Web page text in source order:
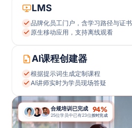
LMS
品牌化员工门户，含学习路径与证书
原生移动应用，支持离线观看
AI课程创建器
根据提示词生成定制课程
AI讲师实时为学员现场答疑
合规培训已完成
25位学员中已有23位
94%
按时完成